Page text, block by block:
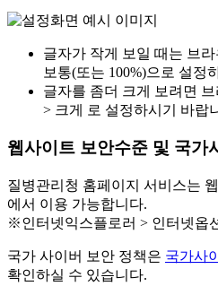
글자가 작게 보일 때는 브
보통(또는 100%)으로 설정
글자를 좀더 크게 보려면
> 크게 로 설정하시기 바랍
웹사이트 보안수준 및 국가
질병관리청 홈페이지 서비스는
에서 이용 가능합니다.
※인터넷익스플로러 > 인터넷옵
국가 사이버 보안 정책은 국가사
확인하실 수 있습니다.